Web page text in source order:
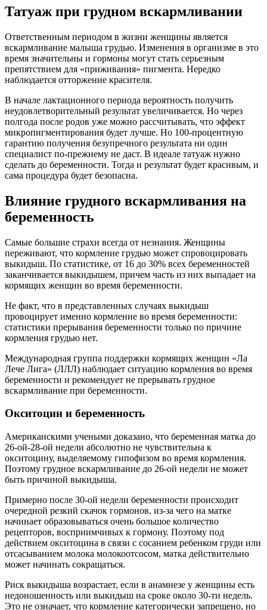
Татуаж при грудном вскармливании
Ответственным периодом в жизни женщины является
вскармливание малыша грудью. Изменения в организме в это
время значительны и гормоны могут стать серьезным
препятствием для «приживания» пигмента. Нередко
наблюдается отторжение красителя.
В начале лактационного периода вероятность получить
неудовлетворительный результат увеличивается. Но через
полгода после родов уже можно рассчитывать, что эффект
микропигментирования будет лучше. Но 100-процентную
гарантию получения безупречного результата ни один
специалист по-прежнему не даст. В идеале татуаж нужно
сделать до беременности. Тогда и результат будет красивым, и
сама процедура будет безопасна.
Влияние грудного вскармливания на
беременность
Самые большие страхи всегда от незнания. Женщины
переживают, что кормление грудью может спровоцировать
выкидыш. По статистике, от 16 до 30% всех беременностей
заканчивается выкидышем, причем часть из них выпадает на
кормящих женщин во время беременности.
Не факт, что в представленных случаях выкидыш
провоцирует именно кормление во время беременности:
статистики прерывания беременности только по причине
кормления грудью нет.
Международная группа поддержки кормящих женщин «Ла
Лече Лига» (ЛЛЛ) наблюдает ситуацию кормления во время
беременности и рекомендует не прерывать грудное
вскармливание при беременности.
Окситоцин и беременность
Американскими учеными доказано, что беременная матка до
26-ой-28-ой недели абсолютно не чувствительна к
окситоцину, выделяемому гипофизом во время кормления.
Поэтому грудное вскармливание до 26-ой недели не может
быть причиной выкидыша.
Примерно после 30-ой недели беременности происходит
очередной резкий скачок гормонов, из-за чего на матке
начинает образовываться очень большое количество
рецепторов, восприимчивых к гормону. Поэтому под
действием окситоцина в связи с сосанием ребенком груди или
отсасыванием молока молокоотсосом, матка действительно
может начинать сокращаться.
Риск выкидыша возрастает, если в анамнезе у женщины есть
недоношенность или выкидыш на сроке около 30-ти недель.
Это не означает, что кормление категорически запрещено, но